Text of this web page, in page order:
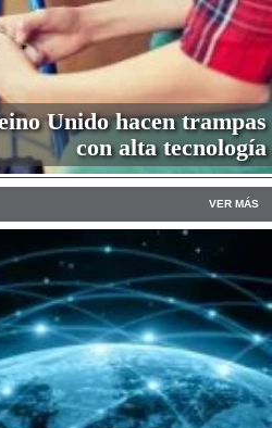
Unido hacen trampas
con alta tecnología
VER MÁS